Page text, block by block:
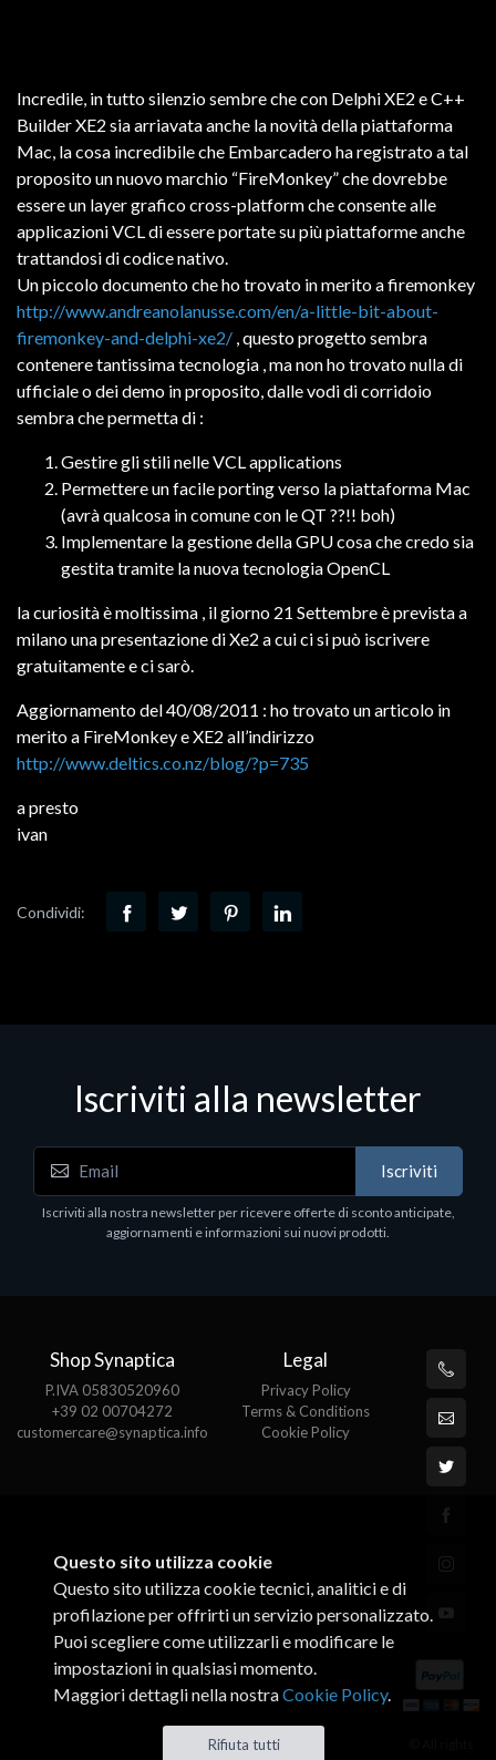
Incredile, in tutto silenzio sembre che con Delphi XE2 e C++
Builder XE2 sia arriavata anche la novità della piattaforma
Mac, la cosa incredibile che Embarcadero ha registrato a tal
proposito un nuovo marchio “FireMonkey” che dovrebbe
essere un layer grafico cross-platform che consente alle
applicazioni VCL di essere portate su più piattaforme anche
trattandosi di codice nativo.
Un piccolo documento che ho trovato in merito a firemonkey
http://www.andreanolanusse.com/en/a-little-bit-about-
firemonkey-and-delphi-xe2/ , questo progetto sembra
contenere tantissima tecnologia , ma non ho trovato nulla di
ufficiale o dei demo in proposito, dalle vodi di corridoio
sembra che permetta di :
Gestire gli stili nelle VCL applications
Permettere un facile porting verso la piattaforma Mac
(avrà qualcosa in comune con le QT ??!! boh)
Implementare la gestione della GPU cosa che credo sia
gestita tramite la nuova tecnologia OpenCL
la curiosità è moltissima , il giorno 21 Settembre è prevista a
milano una presentazione di Xe2 a cui ci si può iscrivere
gratuitamente e ci sarò.
Aggiornamento del 40/08/2011 : ho trovato un articolo in
merito a FireMonkey e XE2 all’indirizzo
http://www.deltics.co.nz/blog/?p=735
a presto
ivan
Condividi:
Iscriviti alla newsletter
Iscriviti
Iscriviti alla nostra newsletter per ricevere offerte di sconto anticipate,
aggiornamenti e informazioni sui nuovi prodotti.
Shop Synaptica
P.IVA 05830520960
+39 02 00704272
customercare@synaptica.info
Legal
Privacy Policy
Terms & Conditions
Cookie Policy
Questo sito utilizza cookie
Questo sito utilizza cookie tecnici, analitici e di
profilazione per offrirti un servizio personalizzato.
Puoi scegliere come utilizzarli e modificare le
impostazioni in qualsiasi momento.
Maggiori dettagli nella nostraCookie Policy.
Rifiuta tutti